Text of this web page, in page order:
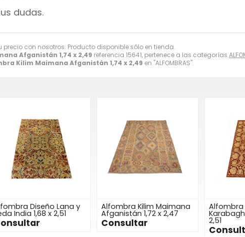
precio con nosotros. Producto disponible sólo en tienda.
Afganistán 1,74 x 2,49 referencia 15641, pertenece a las categorías
Kilim Maimana Afganistán 1,74 x 2,49 en "ALFOMBRAS".
dudas.
Diseño Lana y
India 1,68 x 2,51
Alfombra Kilim Maimana
Afganistán 1,72 x 2,47
Consultar
Alfombra
Karabagh
2,51